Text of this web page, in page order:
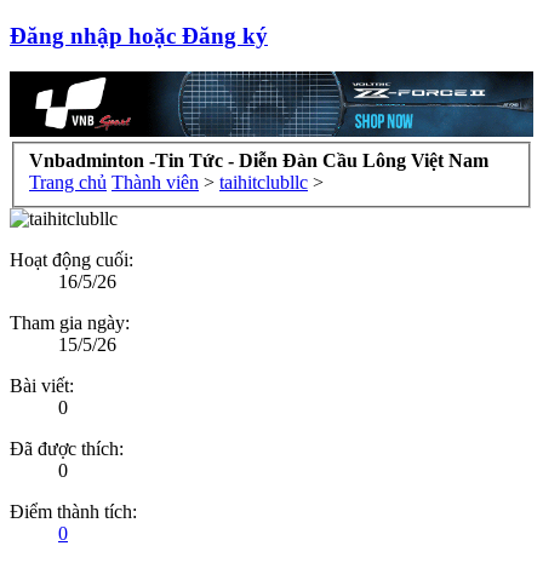
Đăng nhập hoặc Đăng ký
Vnbadminton -Tin Tức - Diễn Đàn Cầu Lông Việt Nam
Trang chủ Thành viên > taihitclubllc >
Hoạt động cuối:
16/5/26
Tham gia ngày:
15/5/26
Bài viết:
0
Đã được thích:
0
Điểm thành tích:
0